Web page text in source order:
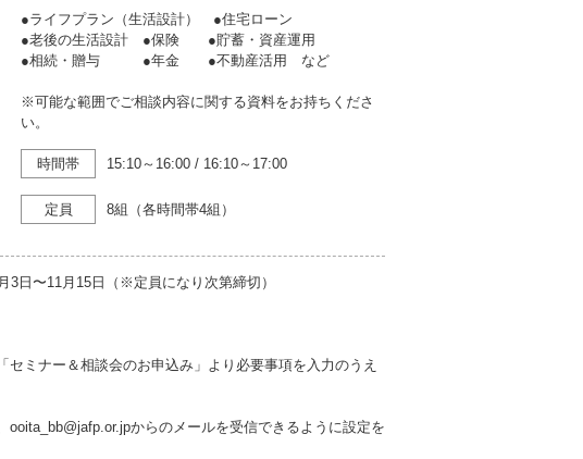
●ライフプラン（生活設計） ●住宅ローン
●老後の生活設計 ●保険 ●貯蓄・資産運用
●相続・贈与 ●年金 ●不動産活用 など
※可能な範囲でご相談内容に関する資料をお持ちくださ
い。
時間帯 15:10～16:00 / 16:10～17:00
定員 8組（各時間帯4組）
日〜11月15日（※定員になり次第締切）
ミナー＆相談会のお申込み」より必要事項を入力のうえ
からのメールを受信できるように設定を